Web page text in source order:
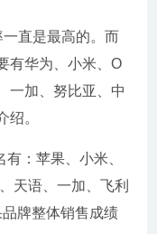
直是最高的。而
有华为、小米、O
一加、努比亚、中
绍。
：苹果、小米、
天语、一加、飞利
牌整体销售成绩